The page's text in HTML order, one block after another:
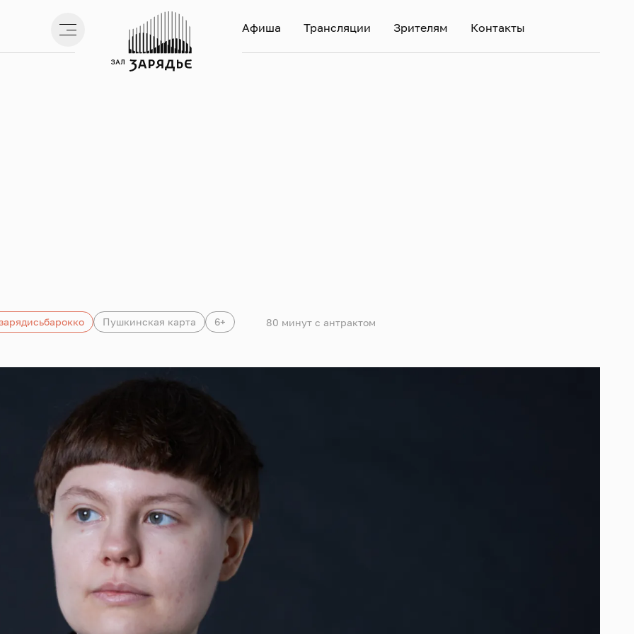
Афиша Трансляции Зрителям Контакты
Пушкинская карта 6+ 80 минут с антрактом